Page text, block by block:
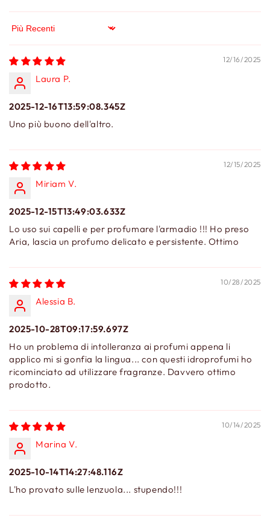
Sort by
12/16/2025
Laura P.
2025-12-16T13:59:08.345Z
Uno più buono dell'altro.
12/15/2025
Miriam V.
2025-12-15T13:49:03.633Z
Lo uso sui capelli e per profumare l'armadio !!! Ho preso
Aria, lascia un profumo delicato e persistente. Ottimo
10/28/2025
Alessia B.
2025-10-28T09:17:59.697Z
Ho un problema di intolleranza ai profumi appena li
applico mi si gonfia la lingua... con questi idroprofumi ho
ricominciato ad utilizzare fragranze. Davvero ottimo
prodotto.
10/14/2025
Marina V.
2025-10-14T14:27:48.116Z
L'ho provato sulle lenzuola... stupendo!!!